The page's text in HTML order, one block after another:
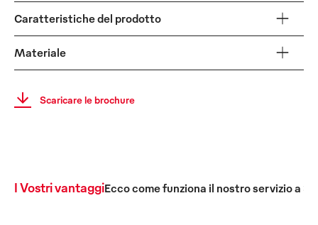
Caratteristiche del prodotto
Materiale
Scaricare le brochure
I Vostri vantaggiEcco come funziona il nostro servizio a